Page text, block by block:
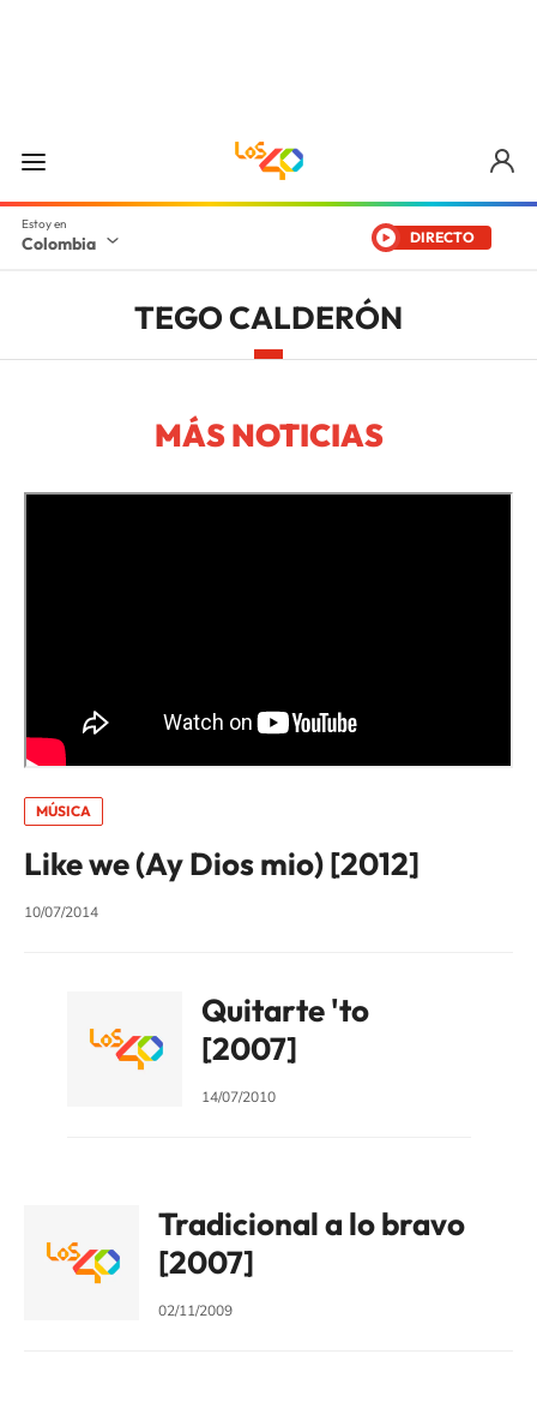
Colombia DIRECTO
TEGO CALDERÓN
MÁS NOTICIAS
MÚSICA
Like we (Ay Dios mio) [2012]
10/07/2014
Quitarte 'to
[2007]
14/07/2010
Tradicional a lo bravo
[2007]
02/11/2009